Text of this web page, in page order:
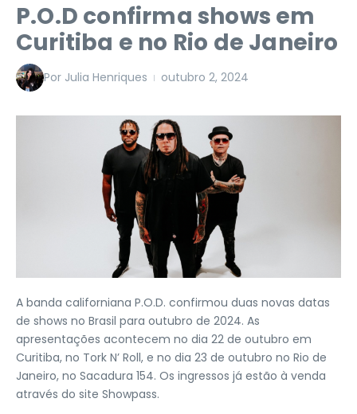
P.O.D confirma shows em
Curitiba e no Rio de Janeiro
Por Julia Henriques outubro 2, 2024
A banda californiana P.O.D. confirmou duas novas datas
de shows no Brasil para outubro de 2024. As
apresentações acontecem no dia 22 de outubro em
Curitiba, no Tork N’ Roll, e no dia 23 de outubro no Rio de
Janeiro, no Sacadura 154. Os ingressos já estão à venda
através do site Showpass.